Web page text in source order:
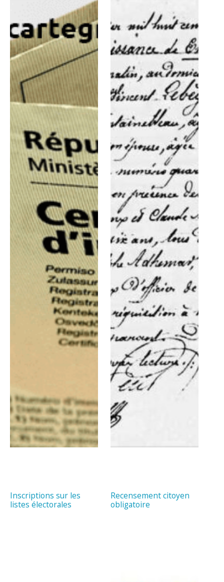
Inscriptions sur les
listes électorales
Recensement citoyen
obligatoire